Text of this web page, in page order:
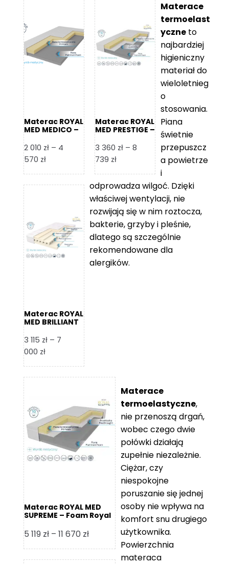
do
8
865 zł
Materac ROYAL
MED MEDICO –
2 010 zł – 4
570 złZakres
od
4
570 zł
Materac ROYAL
MED PRESTIGE –
3 360 zł – 8
739 złZakres
od
3
360 zł
do
8
739 zł
Materac ROYAL
MED BRILLIANT
3 115 zł – 7
000 złZakres
od
7
000 zł
Materace
termoelast
yczne to
najbardziej
higieniczny
materiał do
wieloletnieg
o
stosowania.
Piana
świetnie
przepuszcz
a powietrze
i
odprowadza wilgoć. Dzięki
właściwej wentylacji, nie
rozwijają się w nim roztocza,
bakterie, grzyby i pleśnie,
dlatego są szczególnie
rekomendowane dla
alergików.
Materac ROYAL MED
SUPREME – Foam Royal
5 119 zł – 11 670 złZakres
cen:
od
Materace
termoelastyczne,
nie przenoszą drgań,
wobec czego dwie
połówki działają
zupełnie niezależnie.
Ciężar, czy
niespokojne
poruszanie się jednej
osoby nie wpływa na
komfort snu drugiego
użytkownika.
Powierzchnia
materaca